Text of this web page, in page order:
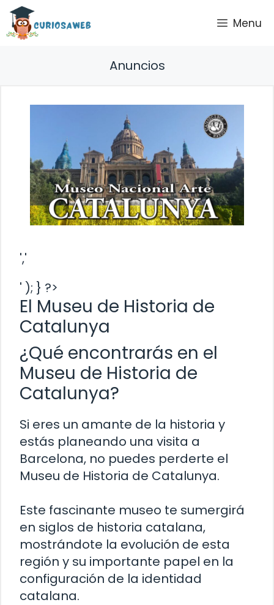
Saltar
contenido
Menu
Anuncios
','
' ); } ?>
El Museu de Historia de
Catalunya
¿Qué encontrarás en el
Museu de Historia de
Catalunya?
Si eres un amante de la historia y
estás planeando una visita a
Barcelona, no puedes perderte el
Museu de Historia de Catalunya.
Este fascinante museo te sumergirá
en siglos de historia catalana,
mostrándote la evolución de esta
región y su importante papel en la
configuración de la identidad
catalana.